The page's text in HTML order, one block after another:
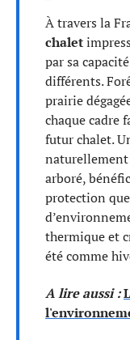
À travers la
chalet
par sa
différents.
prairie
chaque cadre
futur chalet.
naturellement
arboré,
protection
thermique et
été comme
A lire aussi :